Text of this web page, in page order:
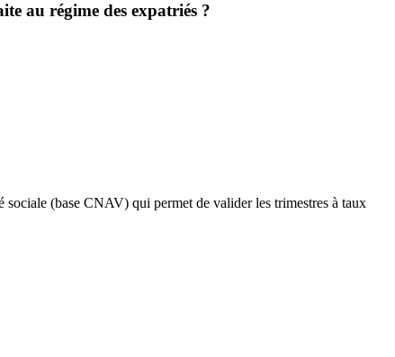
au régime des expatriés ?
(base CNAV) qui permet de valider les trimestres à taux